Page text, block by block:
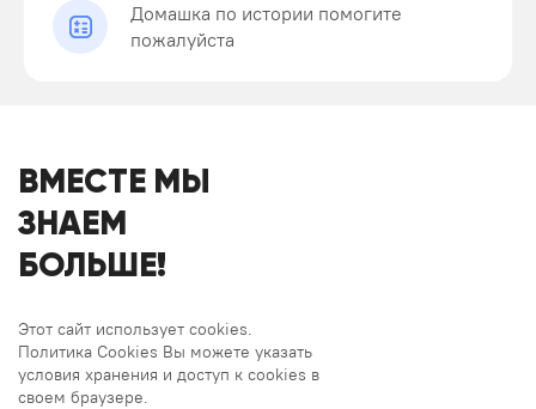
Домашка по истории помогите
пожалуйста
ВМЕСТЕ МЫ
ЗНАЕМ
БОЛЬШЕ!
Этот сайт использует cookies.
Политика Cookies Вы можете указать
условия хранения и доступ к cookies в
своем браузере.